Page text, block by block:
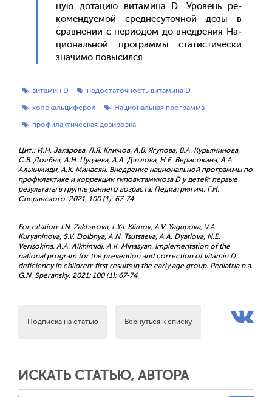
ную до­тацию ви­тами­на D. Уро­вень ре­
комен­ду­емой сред­не­суточ­ной до­зы в
срав­не­нии с пе­ри­одом до внед­ре­ния На­
ци­ональ­ной прог­раммы ста­тис­ти­чес­ки
зна­чимо по­высил­ся.
витамин D
недостаточность витамина D
холекальциферол
Национальная программа
профилактическая дозировка
Цит.: И.Н. Захарова, Л.Я. Климов, А.В. Ягупова, В.А. Курьянинова,
С.В. Долбня, А.Н. Цуцаева, А.А. Дятлова, Н.Е. Верисокина, А.А.
Альхимиди, А.К. Минасян. Внедрение национальной программы по
профилактике и коррекции гиповитаминоза D у детей: первые
результаты в группе раннего возраста. Педиатрия им. Г.Н.
Сперанского. 2021; 100 (1): 67-74.
For citation: I.N. Zakharova, L.Ya. Klimov, A.V. Yagupova, V.A.
Kuryaninova, S.V. Dolbnya, A.N. Tsutsaeva, A.A. Dyatlova, N.E.
Verisokina, A.A. Alkhimidi, A.K. Minasyan. Implementation of the
national program for the prevention and correction of vitamin D
deficiency in children: first results in the early age group. Pediatria n.a.
G.N. Speransky. 2021; 100 (1): 67-74.
Подписка на статью Вернуться к списку
ИСКАТЬ СТАТЬЮ, АВТОРА